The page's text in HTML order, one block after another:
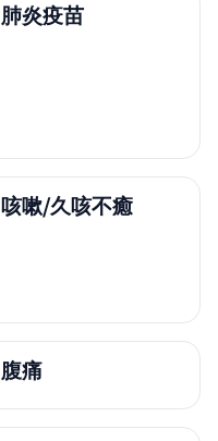
肺炎疫苗
咳嗽/久咳不癒
腹痛